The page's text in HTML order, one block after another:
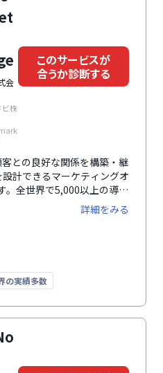
載しています。
会
ビ株
このサービスが
合うか診断する
との良好な関係を構築・継
計できるマーケティングオ
。全世界で5,000以上の導入
スニーズに応えるための、拡
も実施しています。
詳細をみる
の実績多数